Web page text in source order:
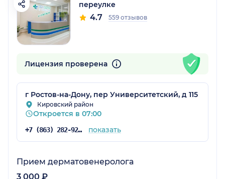
переулке
4.7 559 отзывов
Лицензия проверена
г Ростов-на-Дону, пер Университетский, д 115
Кировский район
Откроется в 07:00
+7 (863) 282-92-97 показать
Прием дерматовенеролога
3 000 ₽